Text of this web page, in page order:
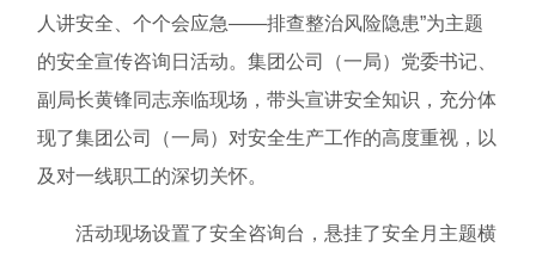
人讲安全、个个会应急——排查整治风险隐患”为主题
的安全宣传咨询日活动。集团公司（一局）党委书记、
副局长黄锋同志亲临现场，带头宣讲安全知识，充分体
现了集团公司（一局）对安全生产工作的高度重视，以
及对一线职工的深切关怀。
活动现场设置了安全咨询台，悬挂了安全月主题横